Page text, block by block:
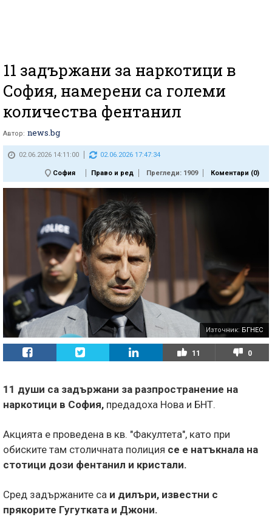
11 задържани за наркотици в
София, намерени са големи
количества фентанил
Автор: news.bg
02.06.2026 14:11:00 02.06.2026 17:47:34
София Право и ред Прегледи: 1909 Коментари (0)
Източник: БГНЕС
11 0
11 души са задържани за разпространение на
наркотици в София, предадоха Нова и БНТ.
Акцията е проведена в кв. "Факултета", като при
обиските там столичната полиция се е натъкнала на
стотици дози фентанил и кристали.
Сред задържаните са и дилъри, известни с
прякорите Гугутката и Джони.